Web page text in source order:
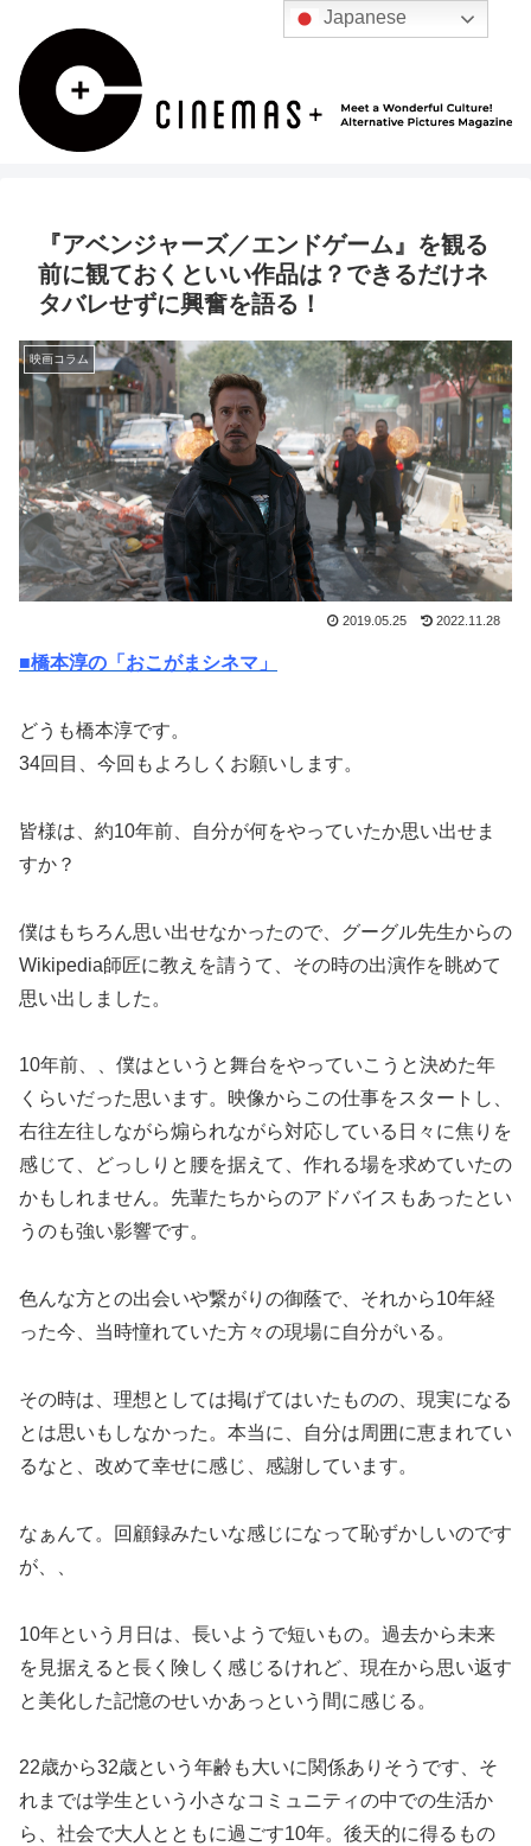
『アベンジャーズ／エンドゲーム』を観る
前に観ておくといい作品は？できるだけネ
タバレせずに興奮を語る！
映画コラム
2019.05.25 2022.11.28
■橋本淳の「おこがまシネマ」
どうも橋本淳です。
34回目、今回もよろしくお願いします。
皆様は、約10年前、自分が何をやっていたか思い出せま
すか？
僕はもちろん思い出せなかったので、グーグル先生からの
Wikipedia師匠に教えを請うて、その時の出演作を眺めて
思い出しました。
10年前、、僕はというと舞台をやっていこうと決めた年
くらいだった思います。映像からこの仕事をスタートし、
右往左往しながら煽られながら対応している日々に焦りを
感じて、どっしりと腰を据えて、作れる場を求めていたの
かもしれません。先輩たちからのアドバイスもあったとい
うのも強い影響です。
色んな方との出会いや繋がりの御蔭で、それから10年経
った今、当時憧れていた方々の現場に自分がいる。
その時は、理想としては掲げてはいたものの、現実になる
とは思いもしなかった。本当に、自分は周囲に恵まれてい
るなと、改めて幸せに感じ、感謝しています。
なぁんて。回顧録みたいな感じになって恥ずかしいのです
が、、
10年という月日は、長いようで短いもの。過去から未来
を見据えると長く険しく感じるけれど、現在から思い返す
と美化した記憶のせいかあっという間に感じる。
22歳から32歳という年齢も大いに関係ありそうです、そ
れまでは学生という小さなコミュニティの中での生活か
ら、社会で大人とともに過ごす10年。後天的に得るもの
Japanese